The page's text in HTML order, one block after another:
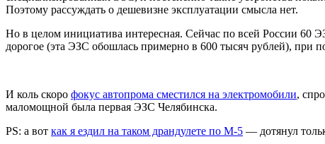
Поэтому рассуждать о дешевизне эксплуатации смысла нет.
Но в целом инициатива интересная. Сейчас по всей России 60
дорогое (эта ЭЗС обошлась примерно в 600 тысяч рублей), при
И коль скоро фокус автопрома сместился на электромобили,
маломощной была первая ЭЗС Челябинска.
PS: а вот как я ездил на таком драндулете по М-5 — дотянул